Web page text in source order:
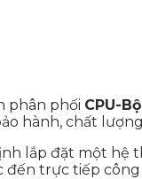
phân phối CPU-
hành, chất
lắp đặt một hệ
đến trực tiếp